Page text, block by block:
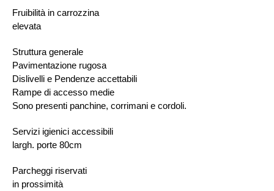
Fruibilità in carrozzina
elevata
Struttura generale
Pavimentazione rugosa
Dislivelli e Pendenze accettabili
Rampe di accesso medie
Sono presenti panchine, corrimani e cordoli.
Servizi igienici accessibili
largh. porte 80cm
Parcheggi riservati
in prossimità